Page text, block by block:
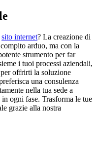
sito internet? La creazione di
arduo, ma con la
strumento per far
i tuoi processi aziendali,
offrirti la soluzione
una consulenza
nella tua sede a
ogni fase. Trasforma le tue
grazie alla nostra